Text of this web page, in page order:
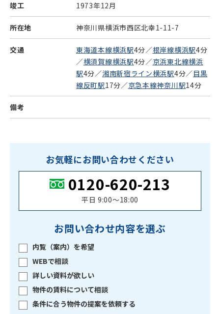
竣工 1973年12月
所在地 神奈川県横浜市西区北幸1-11-7
交通 東海道本線横浜駅4分／根岸線横浜駅4分
／横須賀線横浜駅4分／京浜東北線横浜
駅4分／湘南新宿ライン横浜駅4分／目黒
線反町駅17分／京急本線神奈川駅14分
備考
お気軽にお問い合わせください
0120-620-213
平日 9:00〜18:00
お問い合わせ内容を選ぶ
内覧（案内）を希望
WEBで相談
詳しい資料が欲しい
物件の賃料について相談
条件に合う物件の提案を依頼する